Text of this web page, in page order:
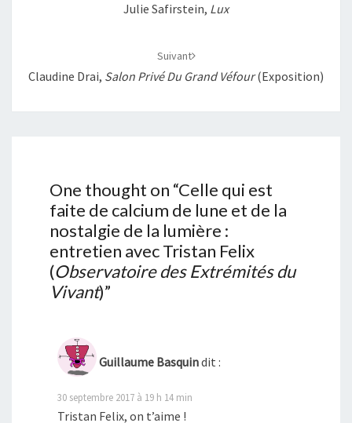
Julie Safirstein, Lux
Suivant
Claudine Drai, Salon Privé Du Grand Véfour(exposition)
One thought on “Celle qui est
faite de calcium de lune et de la
nostalgie de la lumière :
entretien avec Tristan Felix
(Observatoire des Extrémités du
Vivant)”
Guillaume Basquindit :
30 septembre 2017 à 19 h 14 min
Tristan Felix, on t’aime !